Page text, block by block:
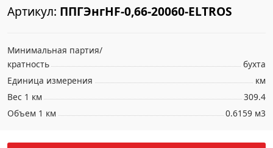
Артикул: ППГЭнгHF-0,66-20060-ELTROS
Минимальная партия/
кратность
бухта
Единица измерения
км
Вес 1 км
309.4
Объем 1 км
0.6159 м3